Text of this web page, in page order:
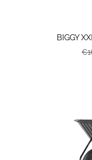
BIGGY